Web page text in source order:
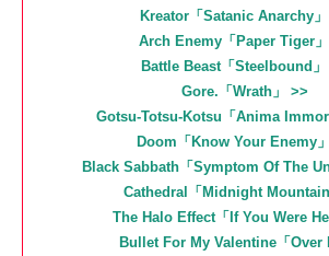
Kreator「Satanic Anarchy
Arch Enemy「Paper Tiger
Battle Beast「Steelbound
Gore.「Wrath」 >>
Gotsu-Totsu-Kotsu「Anima
Doom「Know Your Enemy
Black Sabbath「Symptom Of The
Cathedral「Midnight
The Halo Effect「If You Were
Bullet For My Valentine「Over